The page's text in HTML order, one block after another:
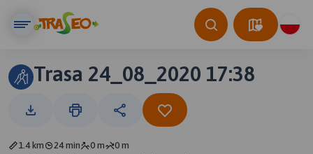
Trasa 24_08_2020 17:38
1.4 km 24 min 0 m
0 m